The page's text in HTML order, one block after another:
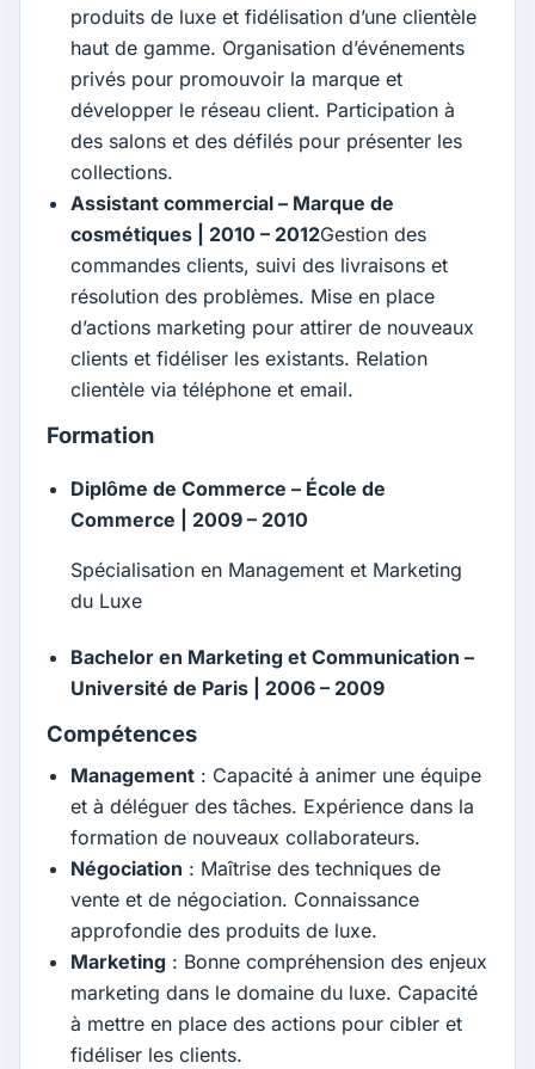
produits de luxe et fidélisation d’une clientèle
haut de gamme. Organisation d’événements
privés pour promouvoir la marque et
développer le réseau client. Participation à
des salons et des défilés pour présenter les
collections.
Assistant commercial – Marque de
cosmétiques | 2010 – 2012Gestion des
commandes clients, suivi des livraisons et
résolution des problèmes. Mise en place
d’actions marketing pour attirer de nouveaux
clients et fidéliser les existants. Relation
clientèle via téléphone et email.
Formation
Diplôme de Commerce – École de
Commerce | 2009 – 2010
Spécialisation en Management et Marketing
du Luxe
Bachelor en Marketing et Communication –
Université de Paris | 2006 – 2009
Compétences
Management : Capacité à animer une équipe
et à déléguer des tâches. Expérience dans la
formation de nouveaux collaborateurs.
Négociation : Maîtrise des techniques de
vente et de négociation. Connaissance
approfondie des produits de luxe.
Marketing : Bonne compréhension des enjeux
marketing dans le domaine du luxe. Capacité
à mettre en place des actions pour cibler et
fidéliser les clients.